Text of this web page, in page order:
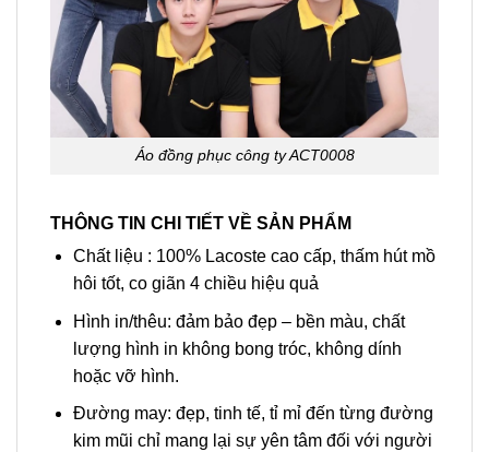
Áo đồng phục công ty ACT0008
THÔNG TIN CHI TIẾT VỀ SẢN PHẨM
Chất liệu : 100% Lacoste cao cấp, thấm hút mồ
hôi tốt, co giãn 4 chiều hiệu quả
Hình in/thêu: đảm bảo đẹp – bền màu, chất
lượng hình in không bong tróc, không dính
hoặc vỡ hình.
Đường may: đẹp, tinh tế, tỉ mỉ đến từng đường
kim mũi chỉ mang lại sự yên tâm đối với người